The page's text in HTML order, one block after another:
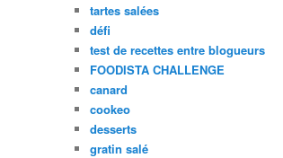
tartes salées
défi
test de recettes entre blogueurs
FOODISTA CHALLENGE
canard
cookeo
desserts
gratin salé